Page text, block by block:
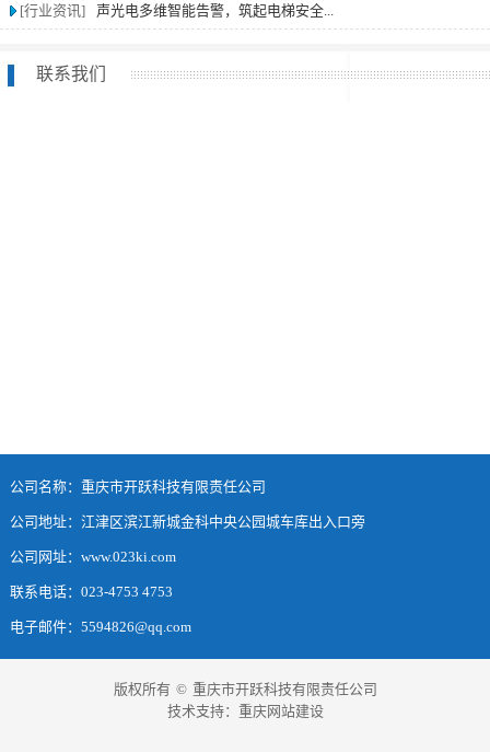
[行业资讯] 声光电多维智能告警，筑起电梯安全...
联系我们
公司名称：重庆市开跃科技有限责任公司
公司地址：江津区滨江新城金科中央公园城车库出入口旁
公司网址：www.023ki.com
联系电话：023-4753 4753
电子邮件：5594826@qq.com
版权所有 © 重庆市开跃科技有限责任公司
技术支持： 重庆网站建设